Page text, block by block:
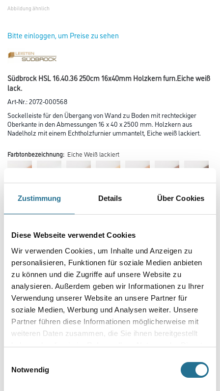
Zustimmung Details Über Cookies
Diese Webseite verwendet Cookies
Wir verwenden Cookies, um Inhalte und Anzeigen zu
personalisieren, Funktionen für soziale Medien anbieten
zu können und die Zugriffe auf unsere Website zu
analysieren. Außerdem geben wir Informationen zu Ihrer
Verwendung unserer Website an unsere Partner für
soziale Medien, Werbung und Analysen weiter. Unsere
Partner führen diese Informationen möglicherweise mit
weiteren Daten zusammen, die Sie ihnen bereitgestellt
haben oder die sie im Rahmen Ihrer Nutzung der Dienste
Notwendig
Abbildung ähnlich
Bitte einloggen, um Preise zu sehen
Südbrock HSL 16.40.36 250cm 16x40mm Holzkern furn.Eiche weiß
lack.
Art-Nr.:2072-000568
Sockelleiste für den Übergang von Wand zu Boden mit rechteckiger
Oberkante in den Abmessungen 16 x 40 x 2500 mm. Holzkern aus
Nadelholz mit einem Echtholzfurnier ummantelt, Eiche weiß lackiert.
Farbtonbezeichnung: Eiche Weiß lackiert
Farbtonbezeichnung
Länge in centimeter
Breite in centimeter
Gebinde